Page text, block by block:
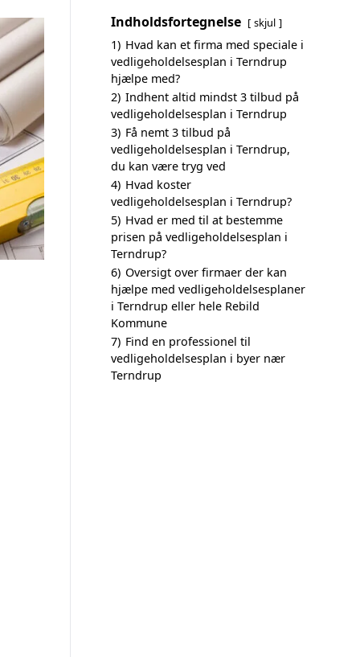
Indholdsfortegnelse skjul
1) Hvad kan et firma med speciale i
vedligeholdelsesplan i Terndrup
hjælpe med?
2) Indhent altid mindst 3 tilbud på
vedligeholdelsesplan i Terndrup
3) Få nemt 3 tilbud på
vedligeholdelsesplan i Terndrup,
du kan være tryg ved
4) Hvad koster
vedligeholdelsesplan i Terndrup?
5) Hvad er med til at bestemme
prisen på vedligeholdelsesplan i
Terndrup?
6) Oversigt over firmaer der kan
hjælpe med vedligeholdelsesplaner
i Terndrup eller hele Rebild
Kommune
7) Find en professionel til
vedligeholdelsesplan i byer nær
Terndrup